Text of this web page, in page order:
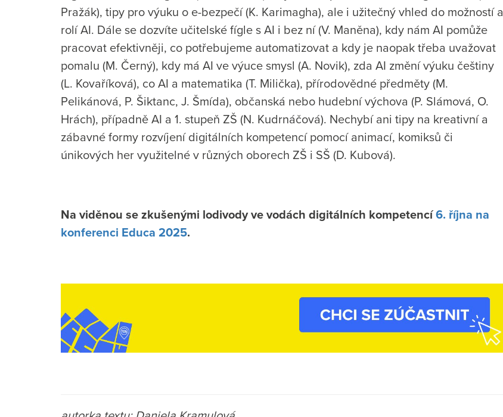
Pražák), tipy pro výuku o e-bezpečí (K. Karimagha), ale i užitečný vhled do možností a
rolí AI. Dále se dozvíte učitelské fígle s AI i bez ní (V. Maněna), kdy nám AI pomůže
pracovat efektivněji, co potřebujeme automatizovat a kdy je naopak třeba uvažovat
pomalu (M. Černý), kdy má AI ve výuce smysl (A. Novik), zda AI změní výuku češtiny
(L. Kovaříková), co AI a matematika (T. Milička), přírodovědné předměty (M.
Pelikánová, P. Šiktanc, J. Šmída), občanská nebo hudební výchova (P. Slámová, O.
Hrách), případně AI a 1. stupeň ZŠ (N. Kudrnáčová). Nechybí ani tipy na kreativní a
zábavné formy rozvíjení digitálních kompetencí pomocí animací, komiksů či
únikových her využitelné v různých oborech ZŠ i SŠ (D. Kubová).
Na viděnou se zkušenými lodivody ve vodách digitálních kompetencí6. října na
konferenci Educa 2025.